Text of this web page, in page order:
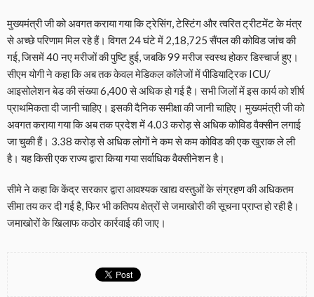
मुख्यमंत्री जी को अवगत कराया गया कि ट्रेसिंग, टेस्टिंग और त्वरित ट्रीटमेंट के मंत्र
से अच्छे परिणाम मिल रहे हैं। विगत 24 घंटे में 2,18,725 सैंपल की कोविड जांच की
गई, जिसमें 40 नए मरीजों की पुष्टि हुई, जबकि 99 मरीज स्वस्थ होकर डिस्चार्ज हुए।
सीएम योगी ने कहा कि अब तक केवल मेडिकल कॉलेजों में पीडियाट्रिक ICU/
आइसोलेशन बेड की संख्या 6,400 से अधिक हो गई है। सभी जिलों में इस कार्य को शीर्ष
प्राथमिकता दी जानी चाहिए। इसकी दैनिक समीक्षा की जानी चाहिए। मुख्यमंत्री जी को
अवगत कराया गया कि अब तक प्रदेश में 4.03 करोड़ से अधिक कोविड वैक्सीन लगाई
जा चुकी हैं। 3.38 करोड़ से अधिक लोगों ने कम से कम कोविड की एक खुराक ले ली
है। यह किसी एक राज्य द्वारा किया गया सर्वाधिक वैक्सीनेशन है।
सीमे ने कहा कि केंद्र सरकार द्वारा आवश्यक खाद्य वस्तुओं के संग्रहण की अधिकतम
सीमा तय कर दी गई है, फिर भी कतिपय क्षेत्रों से जमाखोरी की सूचना प्राप्त हो रही है।
जमाखोरों के खिलाफ कठोर कार्रवाई की जाए।